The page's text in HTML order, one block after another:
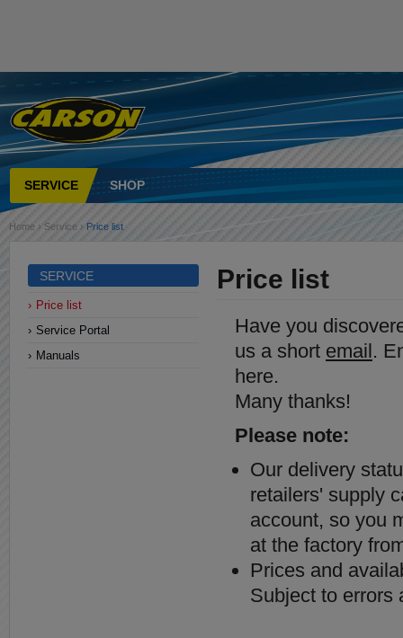
SERVICE SHOP
Home › Service › Price list
SERVICE
Price list
Service Portal
Manuals
Price list
Have you
us a short email.
here.
Many thanks!
Please note:
Our delivery
retailers' supply
account, so you
at the factory
Prices and
Subject to errors